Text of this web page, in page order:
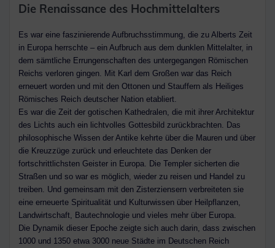
Die Renaissance des Hochmittelalters
Es war eine faszinierende Aufbruchsstimmung, die zu Alberts Zeit
in Europa herrschte – ein Aufbruch aus dem dunklen Mittelalter, in
dem sämtliche Errungenschaften des untergegangen Römischen
Reichs verloren gingen. Mit Karl dem Großen war das Reich
erneuert worden und mit den Ottonen und Stauffern als Heiliges
Römisches Reich deutscher Nation etabliert.
Es war die Zeit der gotischen Kathedralen, die mit ihrer Architektur
des Lichts auch ein lichtvolles Gottesbild zurückbrachten. Das
philosophische Wissen der Antike kehrte über die Mauren und über
die Kreuzzüge zurück und erleuchtete das Denken der
fortschrittlichsten Geister in Europa. Die Templer sicherten die
Straßen und so war es möglich, wieder zu reisen und Handel zu
treiben. Und gemeinsam mit den Zisterziensern verbreiteten sie
eine erneuerte Spiritualität und Kulturwissen über Heilpflanzen,
Landwirtschaft, Bautechnologie und vieles mehr über Europa.
Die Dynamik dieser Epoche zeigte sich auch darin, dass zwischen
1000 und 1350 etwa 3000 neue Städte im Deutschen Reich